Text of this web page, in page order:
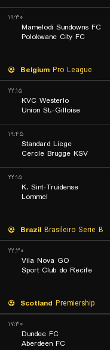
۱۹:۳۰
Mamelodi Sundowns FC
Polokwane City FC
Belgium Pro League
۲۲:۱۵
KVC Westerlo
Union St.-Gilloise
۱۹:۴۵
Standard Liege
Cercle Brugge KSV
۲۲:۱۵
K. Sint-Truidense
Lommel
Brazil Brasileiro Serie B
۲۲:۳۰
Vila Nova GO
Sport Club do Recife
Scotland Premiership
۱۷:۳۰
Dundee FC
Aberdeen FC